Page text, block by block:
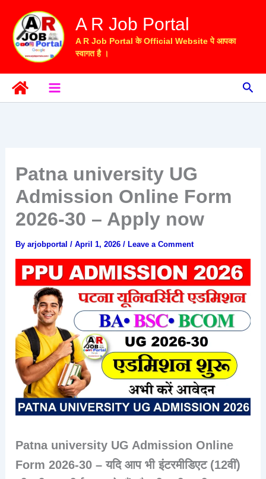
content
A R Job Portal
A R Job Portal के Official Website पे आपका
स्वागत है ।
Patna university UG
Admission Online Form
2026-30 – Apply now
Byarjobportal/April 1, 2026/ Leave a Comment
Patna university UG Admission Online
Form 2026-30 – यदि आप भी इंटरमीडिएट (12वीं)